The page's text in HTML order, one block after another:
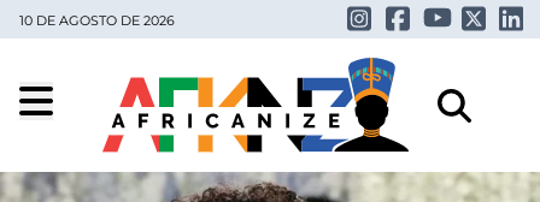
10 DE AGOSTO DE 2026